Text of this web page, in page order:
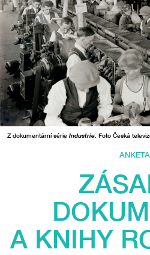
Z dokumentární série Industrie . Foto Česká
ANKETA
A KNIHY